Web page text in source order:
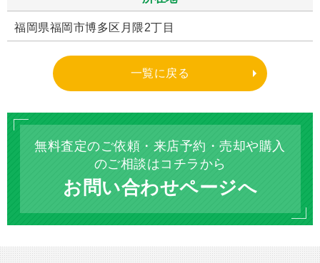
福岡県福岡市博多区月隈2丁目
一覧に戻る
無料査定のご依頼・来店予約・売却や購入
のご相談はコチラから
お問い合わせページへ